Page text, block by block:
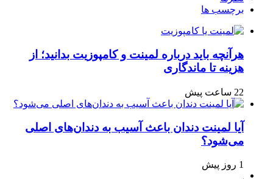
برچسب ها
هرآنچه باید درباره لمینت و کامپوزیت بدانید؛ از
هزینه تا ماندگاری
22 ساعت پیش
آیا لمینت دندان باعث آسیب به دندان‌های اصلی
می‌شود؟
1 روز پیش